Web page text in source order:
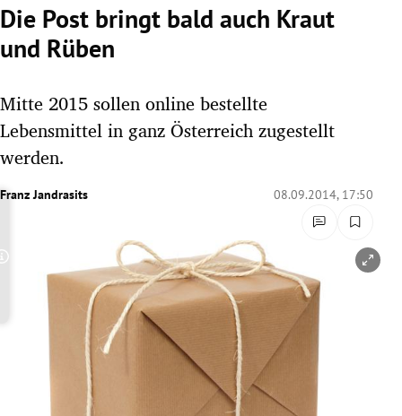
Untermenü
Untermenü
Untermenü
Untermenü
Untermenü
Untermenü
Die Post bringt bald auch Kraut
und Rüben
Mitte 2015 sollen online bestellte
Lebensmittel in ganz Österreich zugestellt
werden.
Franz Jandrasits 08.09.2014, 17:50
Copyright-Hinweis öffnen/schließen